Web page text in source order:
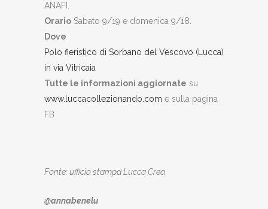
ANAFI.
Orario Sabato 9/19 e domenica 9/18.
Dove
Polo fieristico di Sorbano del Vescovo (Lucca)
in via Vitricaia
Tutte le informazioni aggiornate su
www.luccacollezionando.com e sulla pagina
FB
Fonte: ufficio stampa Lucca Crea
@annabenelu